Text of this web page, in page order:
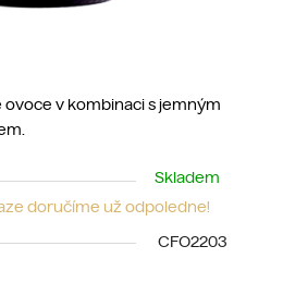
ovoce v kombinaci s jemným
Skladem
doručíme už odpoledne!
CFO2203